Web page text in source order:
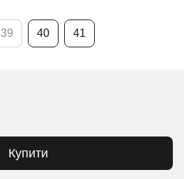
39 40 41
Купити